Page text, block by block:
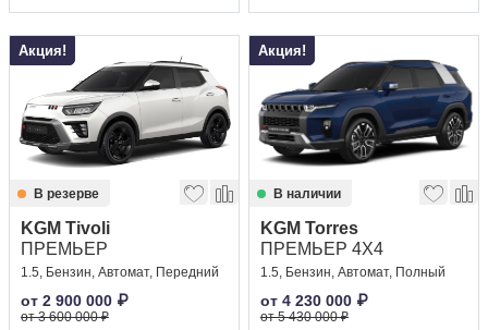
Акция!
В резерве
KGM Tivoli
ПРЕМЬЕР
1.5, Бензин, Автомат, Передний
от 2 900 000 ₽
от 3 600 000 ₽
Акция!
В наличии
KGM Torres
ПРЕМЬЕР 4X4
1.5, Бензин, Автомат, Полный
от 4 230 000 ₽
от 5 430 000 ₽